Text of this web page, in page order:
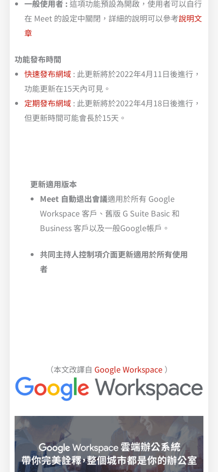
一般使用者 : 這項功能預設為開啟，使用者可以自行
在 Meet 的設定中關閉，詳細的說明可以參考說明文
章
功能發布時間
快速發布網域 : 此更新將於2022年4月11日後進行，
功能更新在15天內可見。
定期發布網域 : 此更新將於2022年4月18日後進行，
但更新時間可能會長於15天。
更新適用版本
Meet 自動退出會議適用於所有 Google
Workspace 客戶、舊版 G Suite Basic 和
Business 客戶以及一般Google帳戶。
共同主持人控制項介面更新適用於所有使用
者
（本文改譯自 Google Workspace ）